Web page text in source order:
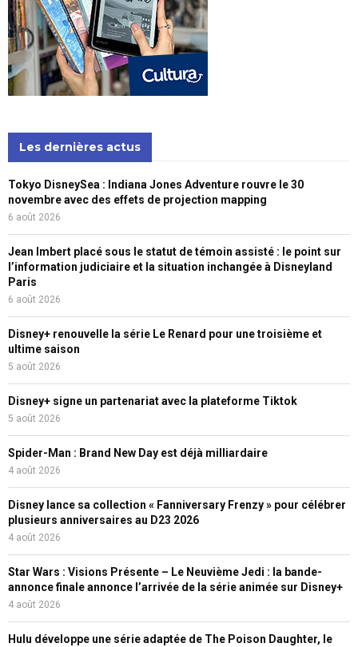
Les dernières actus
Tokyo DisneySea : Indiana Jones Adventure rouvre le 30
novembre avec des effets de projection mapping
6 août 2026
Jean Imbert placé sous le statut de témoin assisté : le point sur
l’information judiciaire et la situation inchangée à Disneyland
Paris
6 août 2026
Disney+ renouvelle la série Le Renard pour une troisième et
ultime saison
5 août 2026
Disney+ signe un partenariat avec la plateforme Tiktok
5 août 2026
Spider-Man : Brand New Day est déjà milliardaire
4 août 2026
Disney lance sa collection « Fanniversary Frenzy » pour célébrer
plusieurs anniversaires au D23 2026
4 août 2026
Star Wars : Visions Présente – Le Neuvième Jedi : la bande-
annonce finale annonce l’arrivée de la série animée sur Disney+
4 août 2026
Hulu développe une série adaptée de The Poison Daughter, le